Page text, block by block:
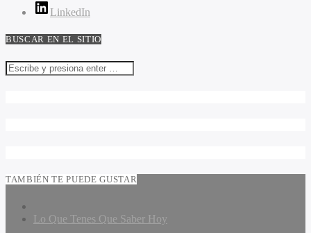
LinkedIn
BUSCAR EN EL SITIO
TAMBIÉN TE PUEDE GUSTAR
Lo Que Tenes Que Saber Hoy